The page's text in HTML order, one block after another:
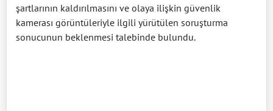
şartlarının kaldırılmasını ve olaya ilişkin güvenlik
kamerası görüntüleriyle ilgili yürütülen soruşturma
sonucunun beklenmesi talebinde bulundu.